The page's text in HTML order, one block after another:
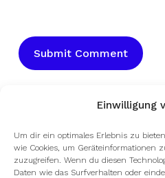
Einwilligung
Um dir ein optimales Erlebnis zu
wie Cookies, um Geräteinformationen
zuzugreifen. Wenn du diesen
Daten wie das Surfverhalten oder